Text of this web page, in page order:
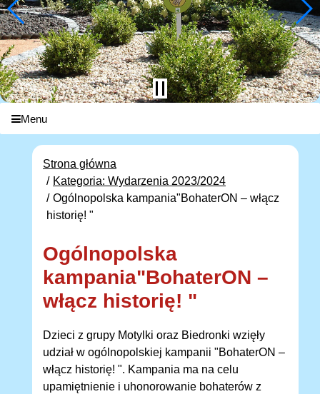
Menu
Strona główna
Kategoria: Wydarzenia 2023/2024
Ogólnopolska kampania"BohaterON – włącz
historię! "
Ogólnopolska
kampania"BohaterON –
włącz historię! "
Dzieci z grupy Motylki oraz Biedronki wzięły
udział w ogólnopolskiej kampanii "BohaterON –
włącz historię! ". Kampania ma na celu
upamiętnienie i uhonorowanie bohaterów z